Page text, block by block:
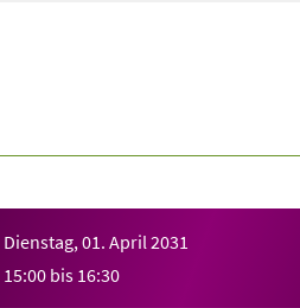
Dienstag, 01. April 2031
15:00 bis 16:30